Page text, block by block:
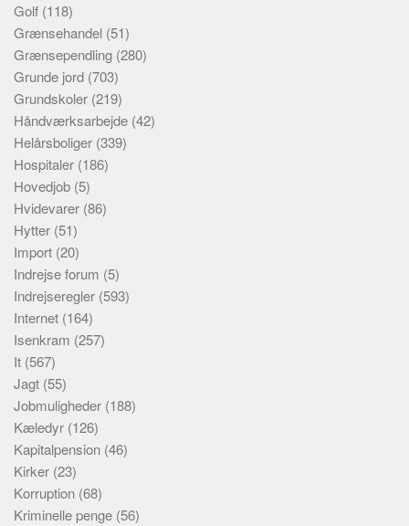
Golf (118)
Grænsehandel (51)
Grænsependling (280)
Grunde jord (703)
Grundskoler (219)
Håndværksarbejde (42)
Helårsboliger (339)
Hospitaler (186)
Hovedjob (5)
Hvidevarer (86)
Hytter (51)
Import (20)
Indrejse forum (5)
Indrejseregler (593)
Internet (164)
Isenkram (257)
It (567)
Jagt (55)
Jobmuligheder (188)
Kæledyr (126)
Kapitalpension (46)
Kirker (23)
Korruption (68)
Kriminelle penge (56)